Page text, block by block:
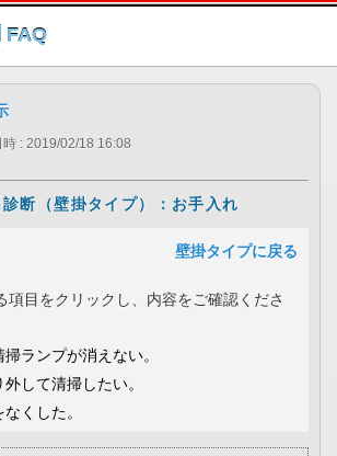
このページの本文へ
FAQ
時 : 2019/02/18 16:08
断（壁掛タイプ）：お手入れ
壁掛タイプに戻る
項目をクリックし、内容をご確認くださ
ランプが消えない。
して清掃したい。
くした。